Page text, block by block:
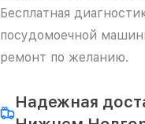
Бесплатная
посудомоечной
ремонт по желанию.
Надежная